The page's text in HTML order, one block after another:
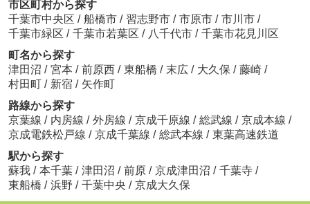
市区町村から探す
千葉市中央区 / 船橋市 / 習志野市 / 市原市 / 市川市 /
千葉市緑区 / 千葉市若葉区 / 八千代市 / 千葉市花見川区
町名から探す
津田沼 / 宮本 / 前原西 / 東船橋 / 末広 / 大久保 / 藤崎 /
村田町 / 新宿 / 矢作町
路線から探す
京葉線 / 内房線 / 外房線 / 京成千原線 / 総武線 / 京成本線 /
京成電鉄松戸線 / 京成千葉線 / 総武本線 / 東葉高速鉄道
駅から探す
蘇我 / 本千葉 / 津田沼 / 前原 / 京成津田沼 / 千葉寺 /
東船橋 / 浜野 / 千葉中央 / 京成大久保